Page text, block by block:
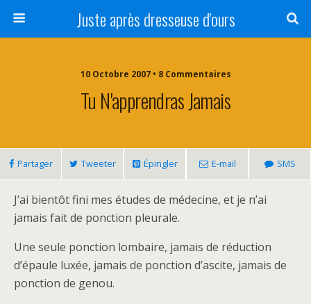
Juste après dresseuse d'ours
10 Octobre 2007 • 8 Commentaires
Tu N'apprendras Jamais
Partager Tweeter Épingler E-mail SMS
J’ai bientôt fini mes études de médecine, et je n’ai
jamais fait de ponction pleurale.
Une seule ponction lombaire, jamais de réduction
d’épaule luxée, jamais de ponction d’ascite, jamais de
ponction de genou.